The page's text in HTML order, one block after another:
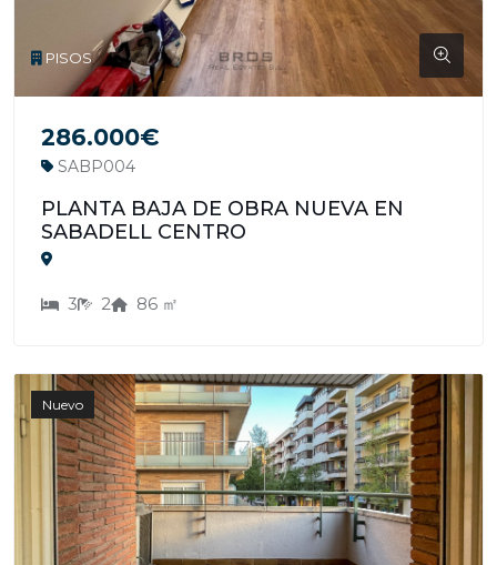
PISOS
286.000€
SABP004
PLANTA BAJA DE OBRA NUEVA EN
SABADELL CENTRO
3 2 86 ㎡
Nuevo